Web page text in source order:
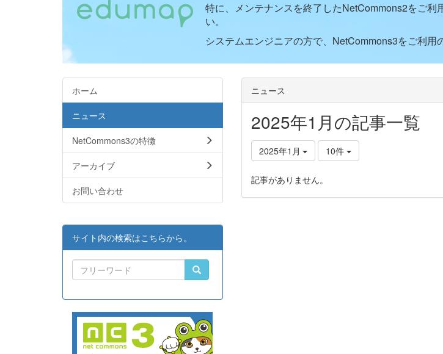
特に、メンテナンスを終了したNetCommons2をご
い。
システムエンジニアの方で、NetCommons3をご利用
ニュース
2025年1月の記事一覧
2025年1月 10件
記事がありません。
ホーム
ニュース
NetCommons3の特徴
アーカイブ
お問い合わせ
サイト内の検索はこちらから。